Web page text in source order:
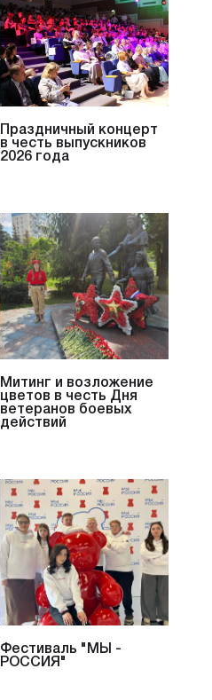
Праздничный концерт
в честь выпускников
2026 года
Митинг и возложение
цветов в честь Дня
ветеранов боевых
действий
Фестиваль "МЫ -
РОССИЯ"